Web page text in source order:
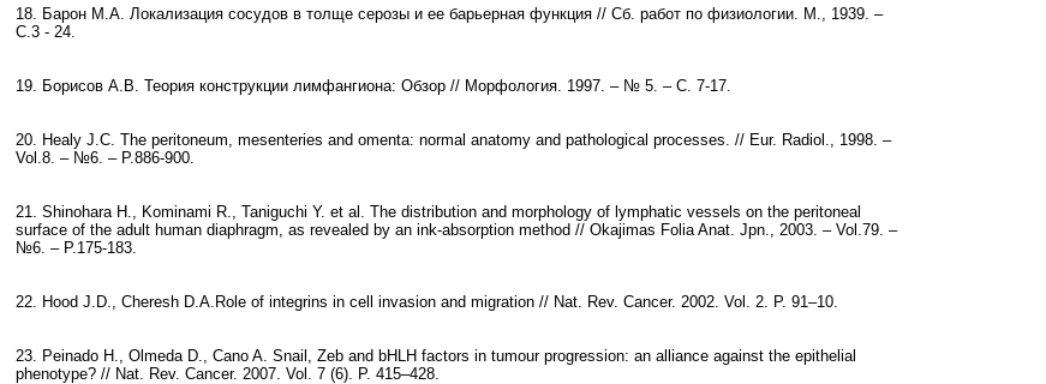
18. Барон М.А. Локализация сосудов в толще серозы и ее барьерная функция // Сб. работ по физиологии. М., 1939. –
С.3 - 24.
19. Борисов А.В. Теория конструкции лимфангиона: Обзор // Морфология. 1997. – № 5. – С. 7-17.
20. Healy J.C. The peritoneum, mesenteries and omenta: normal anatomy and pathological processes. // Eur. Radiol., 1998. –
Vol.8. – №6. – P.886-900.
21. Shinohara H., Kominami R., Taniguchi Y. et al. The distribution and morphology of lymphatic vessels on the peritoneal
surface of the adult human diaphragm, as revealed by an ink-absorption method // Okajimas Folia Anat. Jpn., 2003. – Vol.79. –
№6. – P.175-183.
22. Hood J.D., Cheresh D.A.Role of integrins in cell invasion and migration // Nat. Rev. Cancer. 2002. Vol. 2. P. 91–10.
23. Peinado H., Olmeda D., Cano A. Snail, Zeb and bHLH factors in tumour progression: an alliance against the epithelial
phenotype? // Nat. Rev. Cancer. 2007. Vol. 7 (6). P. 415–428.